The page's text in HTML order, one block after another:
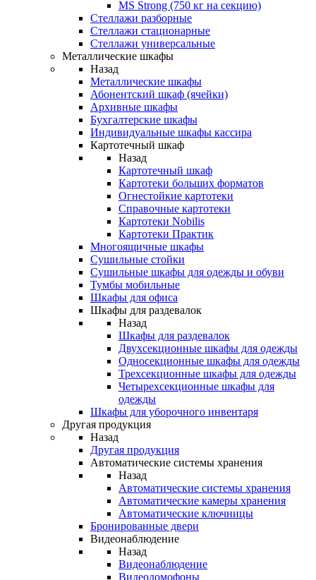
MS Strong (750 кг на секцию)
Стеллажи разборные
Стеллажи стационарные
Стеллажи универсальные
Металлические шкафы
Назад
Металлические шкафы
Абонентский шкаф (ячейки)
Архивные шкафы
Бухгалтерские шкафы
Индивидуальные шкафы кассира
Картотечный шкаф
Назад
Картотечный шкаф
Картотеки больших форматов
Огнестойкие картотеки
Справочные картотеки
Картотеки Nobilis
Картотеки Практик
Многоящичные шкафы
Сушильные стойки
Сушильные шкафы для одежды и обуви
Тумбы мобильные
Шкафы для офиса
Шкафы для раздевалок
Назад
Шкафы для раздевалок
Двухсекционные шкафы для одежды
Односекционные шкафы для одежды
Трехсекционные шкафы для одежды
Четырехсекционные шкафы для
одежды
Шкафы для уборочного инвентаря
Другая продукция
Назад
Другая продукция
Автоматические системы хранения
Назад
Автоматические системы хранения
Автоматические камеры хранения
Автоматические ключницы
Бронированные двери
Видеонаблюдение
Назад
Видеонаблюдение
Видеодомофоны